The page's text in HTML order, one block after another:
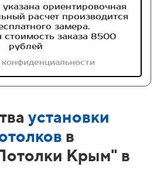
ориентировочная
расчет производится
замера.
заказа 8500
рублей
установки
в
Крым" в